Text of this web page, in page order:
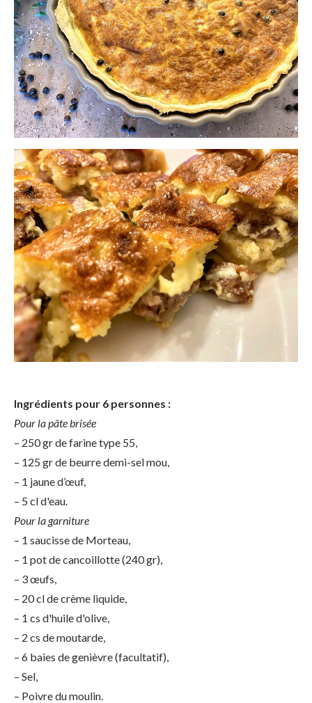
Ingrédients pour 6 personnes :
Pour la pâte brisée
– 250 gr de farine type 55,
– 125 gr de beurre demi-sel mou,
– 1 jaune d’œuf,
– 5 cl d'eau.
Pour la garniture
– 1 saucisse de Morteau,
– 1 pot de cancoillotte (240 gr),
– 3 œufs,
– 20 cl de crème liquide,
– 1 cs d'huile d'olive,
– 2 cs de moutarde,
– 6 baies de genièvre (facultatif),
– Sel,
– Poivre du moulin.